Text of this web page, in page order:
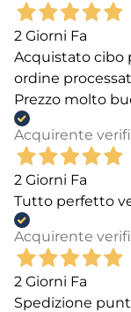
2 Giorni Fa
Acquistato cibo
ordine
Prezzo molto
Acquirente
2 Giorni Fa
Tutto perfetto
Acquirente
2 Giorni Fa
Spedizione